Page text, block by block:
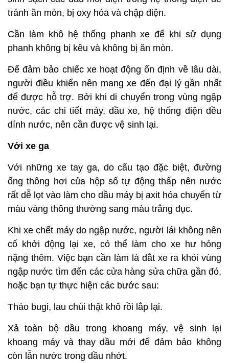
tránh ăn mòn, bị oxy hóa và chập điện.
Cần làm khô hệ thống phanh xe để khi sử dụng
phanh không bị kêu và không bị ăn mòn.
Để đảm bảo chiếc xe hoạt động ổn định về lâu dài,
người điều khiển nên mang xe đến đại lý gần nhất
để được hỗ trợ. Bởi khi di chuyển trong vùng ngập
nước, các chi tiết máy, dầu xe, hệ thống điện đều
dính nước, nên cần được vệ sinh lại.
Với xe ga
Với những xe tay ga, do cấu tạo đặc biệt, đường
ống thông hơi của hộp số tự động thấp nên nước
rất dễ lọt vào làm cho dầu máy bị axit hóa chuyển từ
màu vàng thông thường sang màu trắng đục.
Khi xe chết máy do ngập nước, người lái không nên
cố khởi động lại xe, có thể làm cho xe hư hỏng
nặng thêm. Việc bạn cần làm là dắt xe ra khỏi vùng
ngập nước tìm đến các cửa hàng sửa chữa gần đó,
hoặc bạn tự thực hiện các bước sau:
Tháo bugi, lau chùi thật khô rồi lắp lại.
Xả toàn bộ dầu trong khoang máy, vệ sinh lại
khoang máy và thay dầu mới để đảm bảo không
còn lẫn nước trong dầu nhớt.